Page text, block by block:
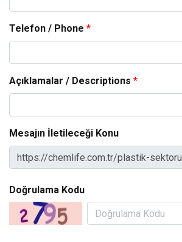
Telefon / Phone *
Açıklamalar / Descriptions *
Mesajın İletileceği Konu
Doğrulama Kodu